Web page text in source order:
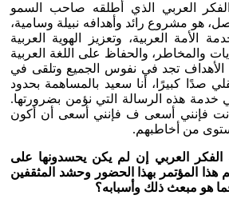
العربي الذي أطلقه صاحب السمو
هو مشروع رائد وأهدافه نبيلة وسامية،
الأمة العربية، وتعزيز الهوية العربية
والمخاطر، والحفاظ على اللغة العربية
الأهداف تجد في نفوس الجميع وتلقى في
صدًا كبيرًا، أنا سعيد بالمساهمة بحدود
خدمة هذه الرسالة التي نؤمن بضرورتها.
فإنني أسعى ف فإنني أسعى أن أكون
من أخاطبهم.
العربي إن لم يكن يحسدونها على
هذا المؤتمر بهذا الحضور وحشد المثقفين
هو مبعث ذلك وأسبابه؟